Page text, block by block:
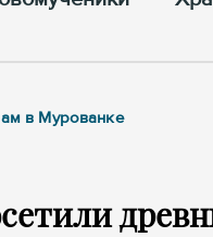
в Мурованке